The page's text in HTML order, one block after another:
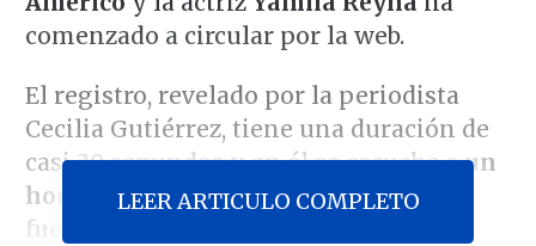
comenzado a circular por la web.
El registro, revelado por la periodista
Cecilia Gutiérrez, tiene una duración de
casi 30 segundos y en él se escucha aun
hombre y a una mujer discutir con
fuertes epítetos
LEER ARTICULO COMPLETO